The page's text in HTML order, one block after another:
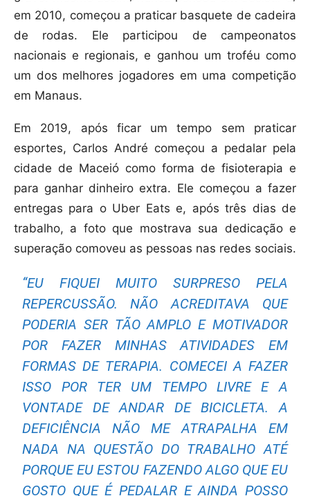
em 2010, começou a praticar basquete de cadeira
de rodas. Ele participou de campeonatos
nacionais e regionais, e ganhou um troféu como
um dos melhores jogadores em uma competição
em Manaus.
Em 2019, após ficar um tempo sem praticar
esportes, Carlos André começou a pedalar pela
cidade de Maceió como forma de fisioterapia e
para ganhar dinheiro extra. Ele começou a fazer
entregas para o Uber Eats e, após três dias de
trabalho, a foto que mostrava sua dedicação e
superação comoveu as pessoas nas redes sociais.
“EU FIQUEI MUITO SURPRESO PELA
REPERCUSSÃO. NÃO ACREDITAVA QUE
PODERIA SER TÃO AMPLO E MOTIVADOR
POR FAZER MINHAS ATIVIDADES EM
FORMAS DE TERAPIA. COMECEI A FAZER
ISSO POR TER UM TEMPO LIVRE E A
VONTADE DE ANDAR DE BICICLETA. A
DEFICIÊNCIA NÃO ME ATRAPALHA EM
NADA NA QUESTÃO DO TRABALHO ATÉ
PORQUE EU ESTOU FAZENDO ALGO QUE EU
GOSTO QUE É PEDALAR E AINDA POSSO